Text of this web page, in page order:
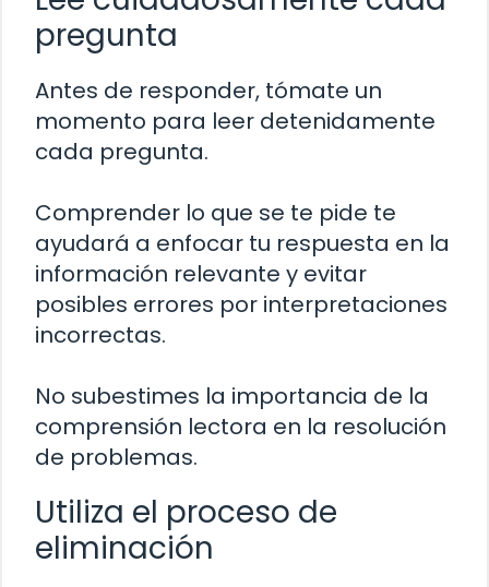
pregunta
Antes de responder, tómate un
momento para leer detenidamente
cada pregunta.
Comprender lo que se te pide te
ayudará a enfocar tu respuesta en la
información relevante y evitar
posibles errores por interpretaciones
incorrectas.
No subestimes la importancia de la
comprensión lectora en la resolución
de problemas.
Utiliza el proceso de
eliminación